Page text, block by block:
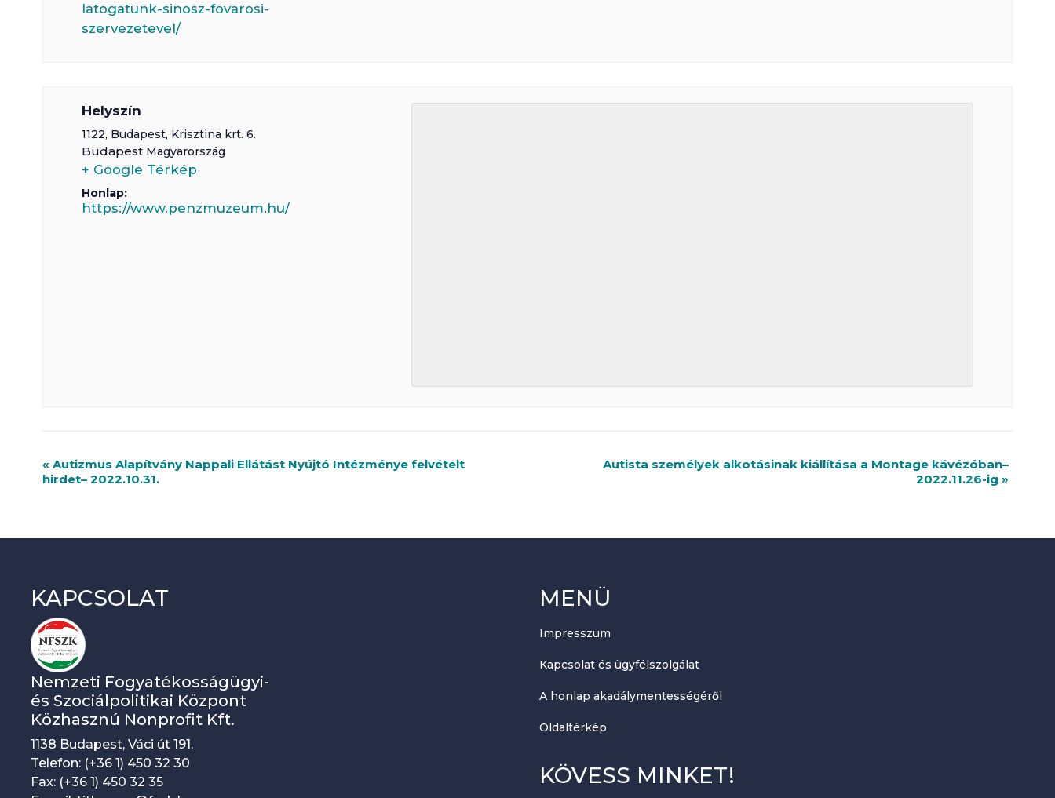
latogatunk-sinosz-fovarosi-
szervezetevel/
Helyszín
1122, Budapest, Krisztina krt. 6.
Budapest Magyarország
+ Google Térkép
Honlap:
https://www.penzmuzeum.hu/
R
d
z
v
é
n
y
n
a
v
« Autizmus Alapítvány Nappali Ellátást Nyújtó Intézménye felvételt
hirdet– 2022.10.31.
Autista személyek alkotásinak kiállítása a Montage kávézóban–
2022.11.26-ig»
KAPCSOLAT
Nemzeti Fogyatékosságügyi-
és Szociálpolitikai Központ
Közhasznú Nonprofit Kft.
1138 Budapest, Váci út 191.
Telefon: (+36 1) 450 32 30
Fax: (+36 1) 450 32 35
MENÜ
Impresszum
Kapcsolat és ügyfélszolgálat
A honlap akadálymentességéről
Oldaltérkép
KÖVESS MINKET!